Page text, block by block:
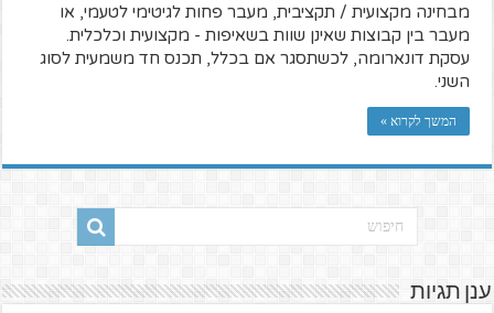
מבחינה מקצועית / תקציבית, מעבר פחות לגיטימי לטעמי, או
מעבר בין קבוצות שאינן שוות בשאיפות - מקצועית וכלכלית.
עסקת דונארומה, לכשתסגר אם בכלל, תכנס חד משמעית לסוג
השני.
המשך לקרוא »
ענן תגיות